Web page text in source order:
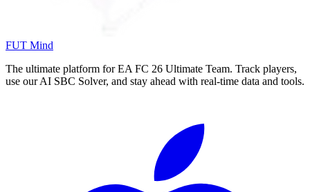
FUT Mind
The ultimate platform for EA FC 26 Ultimate Team. Track players,
use our AI SBC Solver, and stay ahead with real-time data and tools.